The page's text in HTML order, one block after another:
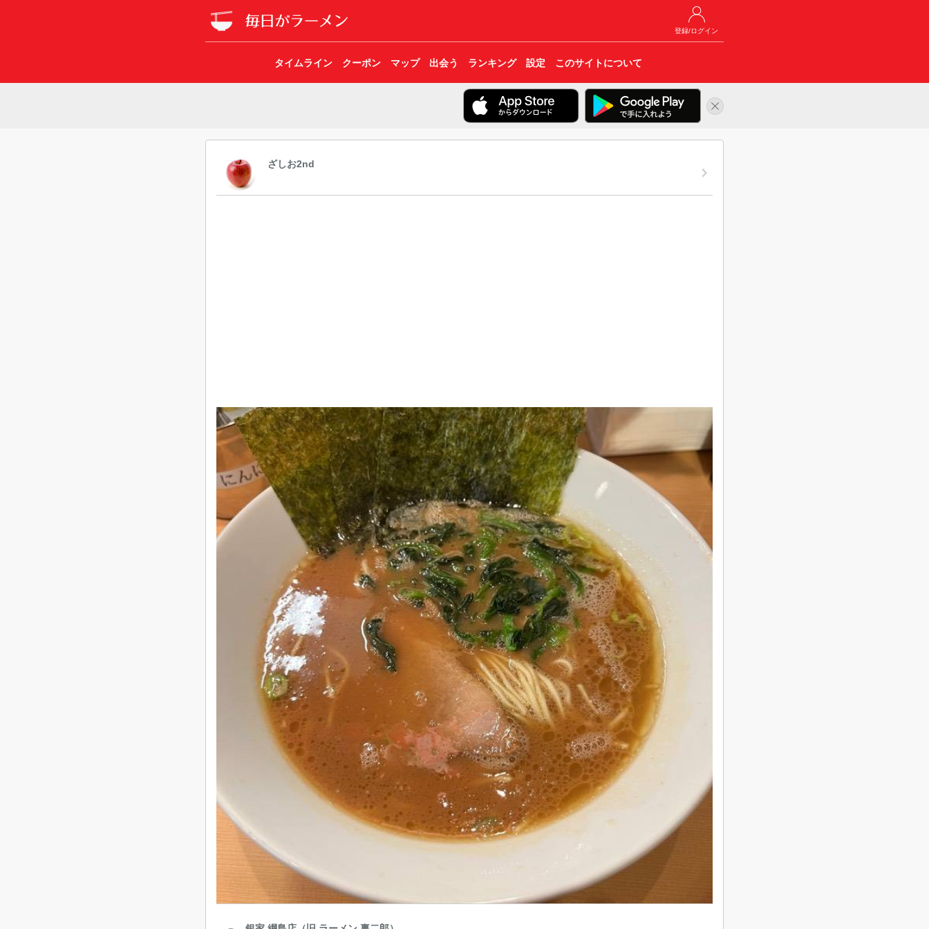
登録/ログイン
タイムライン クーポン マップ 出会う ランキング 設定 このサイトについて
ざしお2nd